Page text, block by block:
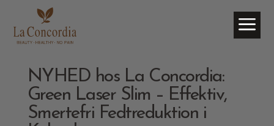
a
NYHED hos La Concordia:
Green Laser Slim – Effektiv,
Smertefri Fedtreduktion i